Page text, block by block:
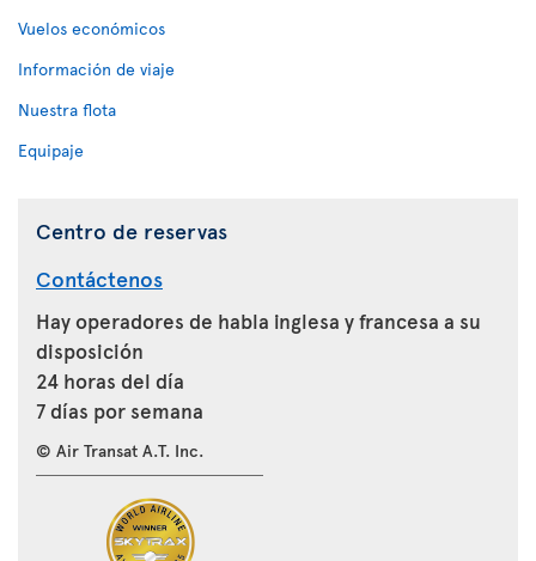
Vuelos económicos
Información de viaje
Nuestra flota
Equipaje
Centro de reservas
Contáctenos
Hay operadores de habla inglesa y francesa a su
disposición
24 horas del día
7 días por semana
© Air Transat A.T. Inc.